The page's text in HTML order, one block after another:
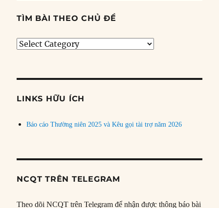
TÌM BÀI THEO CHỦ ĐỀ
Tìm
đề
LINKS HỮU ÍCH
Báo cáo Thường niên 2025 và Kêu gọi tài trợ năm 2026
NCQT TRÊN TELEGRAM
Theo dõi NCQT trên Telegram để nhận được thông báo bài